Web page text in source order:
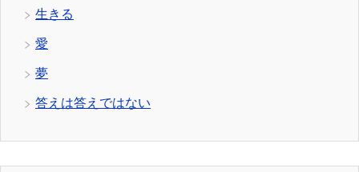
生きる
愛
夢
答えは答えではない